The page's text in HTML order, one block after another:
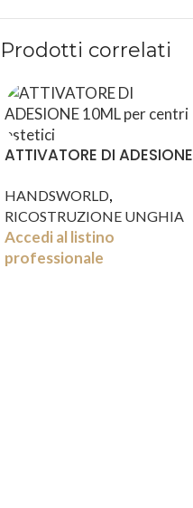
Prodotti correlati
ATTIVATORE DI ADESIONE
HANDSWORLD,
RICOSTRUZIONE UNGHIA
Accedi al listino
professionale